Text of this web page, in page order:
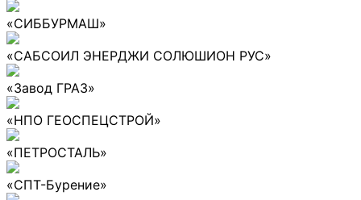
«СИББУРМАШ»
«САБСОИЛ ЭНЕРДЖИ СОЛЮШИОН РУС»
«Завод ГРАЗ»
«НПО ГЕОСПЕЦСТРОЙ»
«ПЕТРОСТАЛЬ»
«СПТ-Бурение»